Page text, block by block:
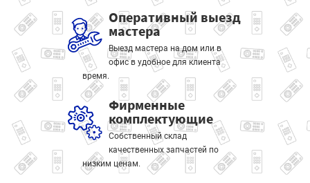
Оперативный выезд
мастера
Выезд мастера на дом или в
офис в удобное для клиента
время.
Фирменные
комплектующие
Собственный склад
качественных запчастей по
низким ценам.